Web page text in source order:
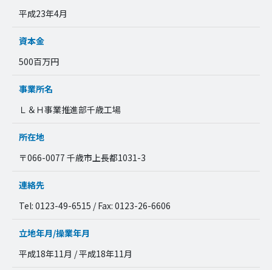
平成23年4月
資本金
500百万円
事業所名
Ｌ＆Ｈ事業推進部千歳工場
所在地
〒066-0077 千歳市上長都1031-3
連絡先
Tel: 0123-49-6515 / Fax: 0123-26-6606
立地年月/操業年月
平成18年11月 / 平成18年11月